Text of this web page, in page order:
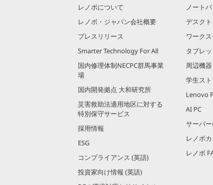
レノボについて
レノボ・ジャパン会社概要
プレスリリース
Smarter Technology For All
国内修理体制NECPC群馬事業
場
国内開発拠点 大和研究所
災害救助法適用地区に対する
特別保守サービス
採用情報
ESG
コンプライアンス (英語)
投資家向け情報 (英語)
ノート
デスク
ワーク
タブレッ
周辺機器
学生スト
Lenovo
AI PC
サーバ
レノボ
レノボ